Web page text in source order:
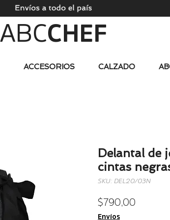
ABCCHEF
ACCESORIOS CALZADO
Delantal de
cintas
SKU: DEL20/03N
$ 790,00
Envíos